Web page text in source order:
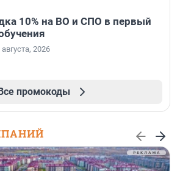
10% на ВО и СПО в первый
2026
промокоды